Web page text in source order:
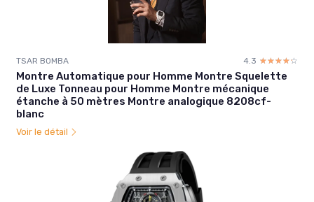
TSAR BOMBA 4.3 ☆☆☆☆☆
★★★★★
Montre Automatique pour Homme Montre Squelette
de Luxe Tonneau pour Homme Montre mécanique
étanche à 50 mètres Montre analogique 8208cf-
blanc
Voir le détail